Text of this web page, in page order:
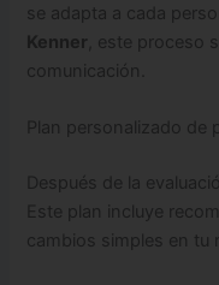
se adapta a cada
Kenner , este proceso
comunicación.
Plan personalizado de
Después de la
Este plan incluye
cambios simples en tu